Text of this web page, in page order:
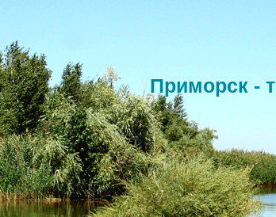
Приморск -